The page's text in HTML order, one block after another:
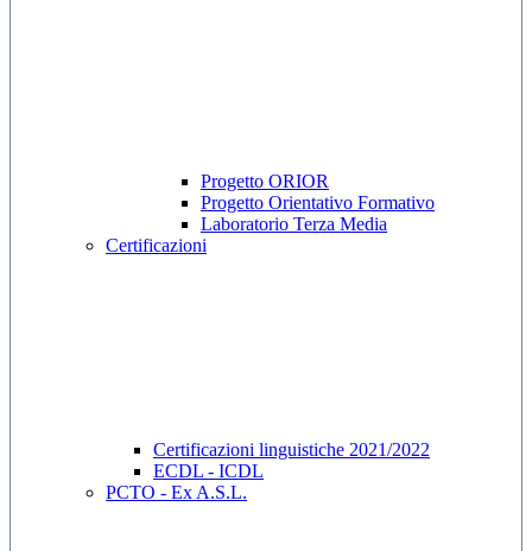
Progetto ORIOR
Progetto Orientativo Formativo
Laboratorio Terza Media
Certificazioni
Certificazioni linguistiche 2021/2022
ECDL - ICDL
PCTO - Ex A.S.L.